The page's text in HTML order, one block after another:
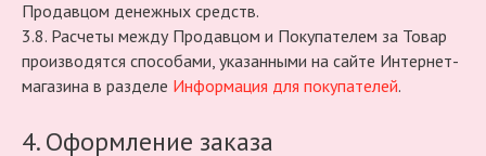
Продавцом денежных средств.
3.8. Расчеты между Продавцом и Покупателем за Товар
производятся способами, указанными на сайте Интернет-
магазина в разделе Информация для покупателей.
4. Оформление заказа